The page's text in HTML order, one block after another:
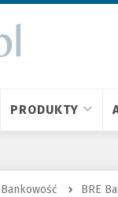
PRODUKTY
Bankowość BRE